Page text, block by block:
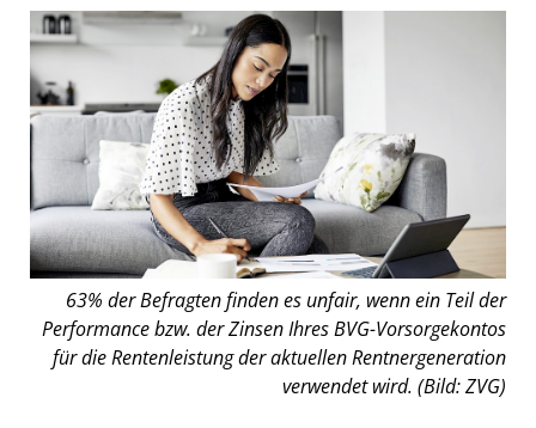
63% der Befragten finden es unfair, wenn ein Teil der
Performance bzw. der Zinsen Ihres BVG-Vorsorgekontos
für die Rentenleistung der aktuellen Rentnergeneration
verwendet wird. (Bild: ZVG)